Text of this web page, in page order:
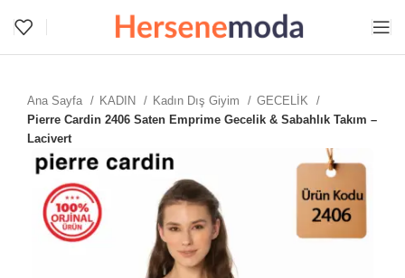
Ana Sayfa KADIN Kadın Dış Giyim
GECELİK
Pierre Cardin 2406 Saten Emprime Gecelik & Sabahlık Takım –
Lacivert